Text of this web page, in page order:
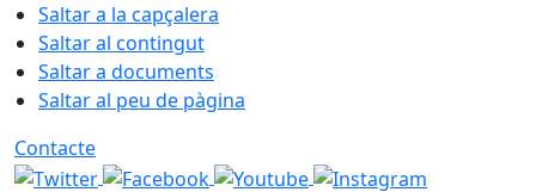
Saltar a la capçalera
Saltar al contingut
Saltar a documents
Saltar al peu de pàgina
Contacte